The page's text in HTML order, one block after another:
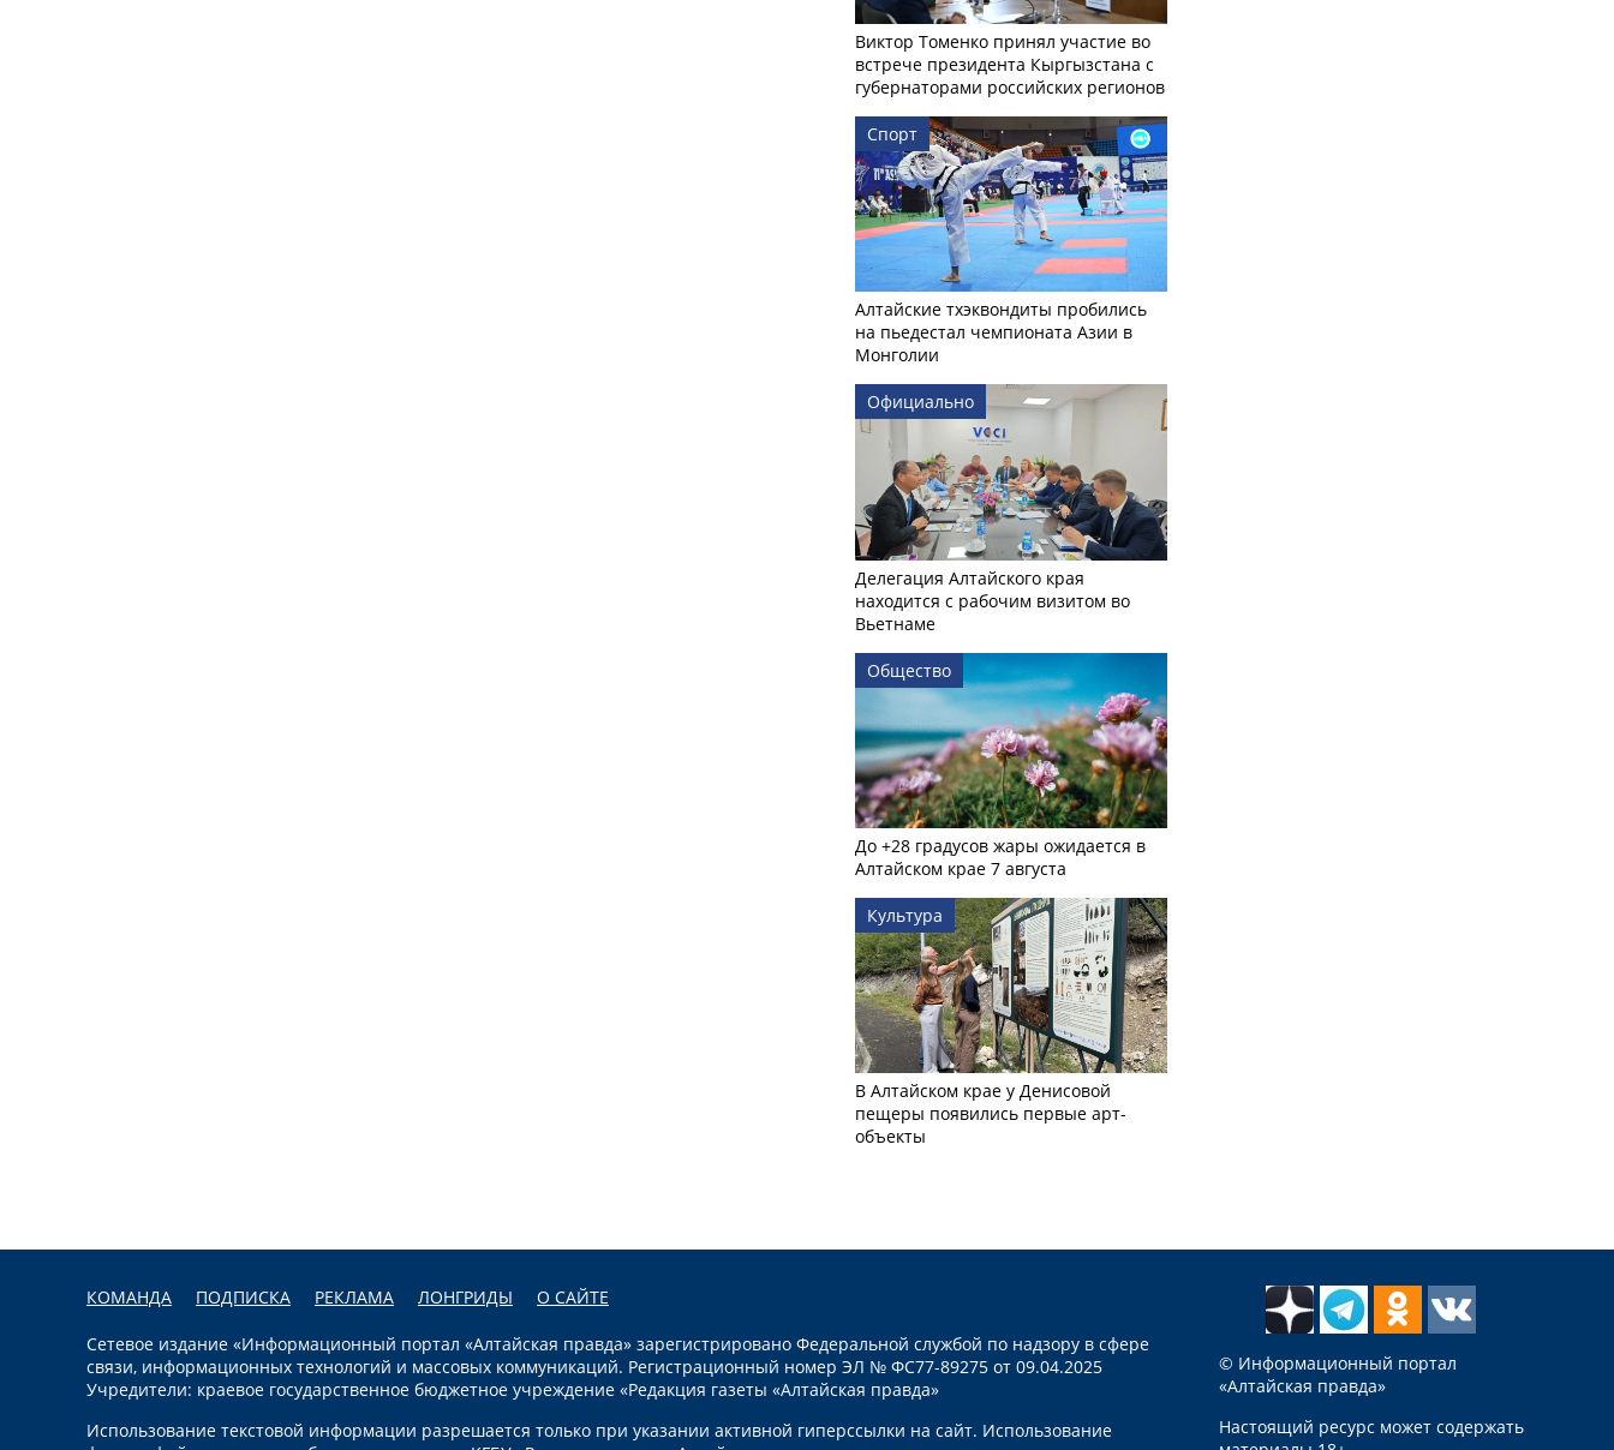
Виктор Томенко принял участие во
встрече президента Кыргызстана с
губернаторами российских регионов
Спорт
Алтайские тхэквондиты пробились
на пьедестал чемпионата Азии в
Монголии
Официально
Делегация Алтайского края
находится с рабочим визитом во
Вьетнаме
Общество
До +28 градусов жары ожидается в
Алтайском крае 7 августа
Культура
В Алтайском крае у Денисовой
пещеры появились первые арт-
объекты
КОМАНДА ПОДПИСКА РЕКЛАМА ЛОНГРИДЫ О САЙТЕ
Сетевое издание «Информационный портал «Алтайская правда» зарегистрировано Федеральной службой по надзору в сфере
связи, информационных технологий и массовых коммуникаций. Регистрационный номер ЭЛ № ФС77-89275 от 09.04.2025
Учредители: краевое государственное бюджетное учреждение «Редакция газеты «Алтайская правда»
Использование текстовой информации разрешается только при указании активной гиперссылки на сайт. Использование
© Информационный портал
«Алтайская правда»
Настоящий ресурс может содержать